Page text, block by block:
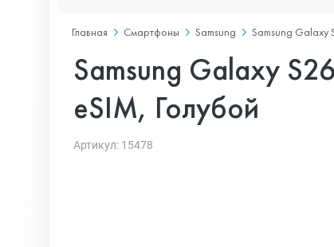
Главная Смартфоны Samsung Samsung Galaxy
Samsung Galaxy
eSIM, Голубой
Артикул: 15478